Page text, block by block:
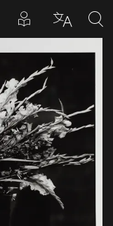
Évenements
Articles en